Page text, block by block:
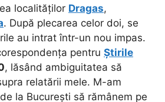
localităților Dragas,
. După plecarea celor doi, se
au intrat într-un nou impas.
pentru Știrile
, lăsând ambiguitatea să
relatării mele. M-am
la București să rămânem pe